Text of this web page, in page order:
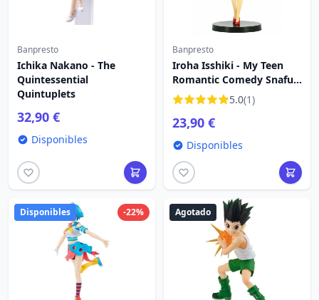
Banpresto
Ichika Nakano - The
Quintessential
Quintuplets
32,90 €
Disponibles
Banpresto
Iroha Isshiki - My Teen
Romantic Comedy Snafu
Climax
5.0(1)
23,90 €
Disponibles
-22%
Disponibles Agotado